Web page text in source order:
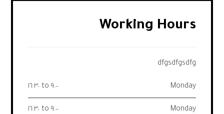
Working Hours
dfgsdfgsdfg
Monday ٩:٠٠ to ١٦:٣٠
Monday ٩:٠٠ to ١٦:٣٠